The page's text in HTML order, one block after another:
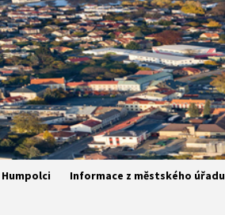
Humpolci Informace z městského úřadu